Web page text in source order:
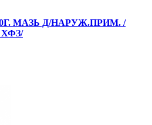
МАЗЬ Д/НАРУЖ.ПРИМ. /